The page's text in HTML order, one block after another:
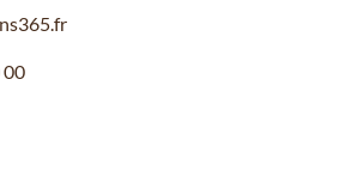
00